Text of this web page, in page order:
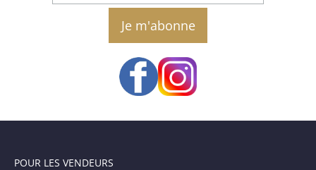
email
POUR LES VENDEURS